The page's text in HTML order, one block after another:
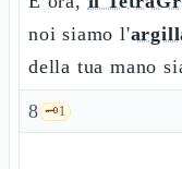
noi siamo l'
della tua mano
8 🗝️1